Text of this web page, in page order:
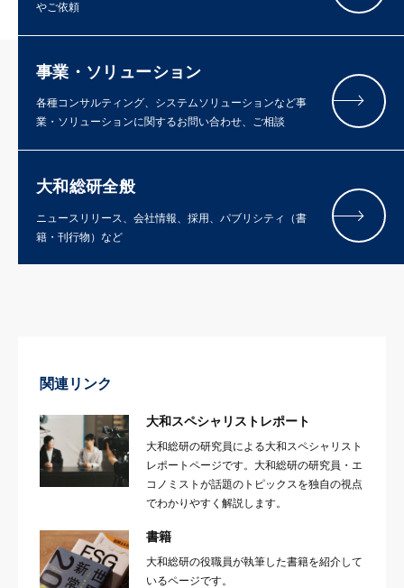
やご依頼
事業・ソリューション
各種コンサルティング、システムソリューションなど事
業・ソリューションに関するお問い合わせ、ご相談
大和総研全般
ニュースリリース、会社情報、採用、パブリシティ（書
籍・刊行物）など
関連リンク
大和スペシャリストレポート
大和総研の研究員による大和スペシャリスト
レポートページです。大和総研の研究員・エ
コノミストが話題のトピックスを独自の視点
でわかりやすく解説します。
書籍
大和総研の役職員が執筆した書籍を紹介して
いるページです。